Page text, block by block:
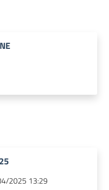
2025 13:29